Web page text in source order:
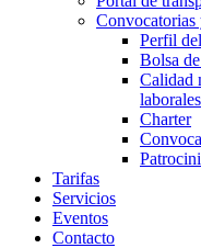
Convocatorias
Perfil
Bolsa
Calidad
laborales
Charter
Tarifas
Servicios
Eventos
Contacto